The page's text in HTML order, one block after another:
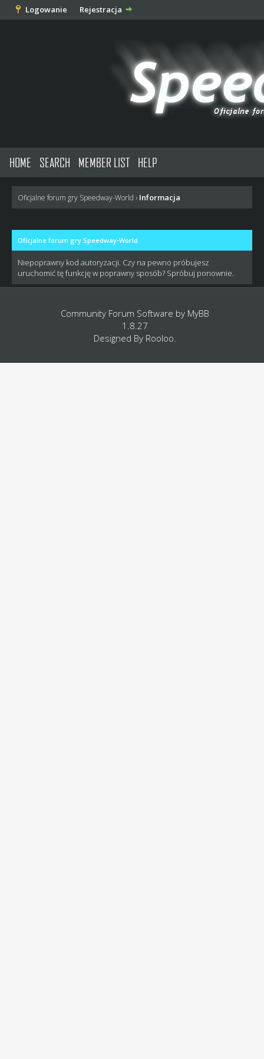
Logowanie Rejestracja
HOME SEARCH MEMBER LIST HELP
Oficjalne forum gry Speedway-World › Informacja
Oficjalne forum gry Speedway-World
Niepoprawny kod autoryzacji. Czy na pewno próbujesz
uruchomić tę funkcję w poprawny sposób? Spróbuj ponownie.
Community Forum Software by MyBB
1.8.27
Designed By Rooloo.